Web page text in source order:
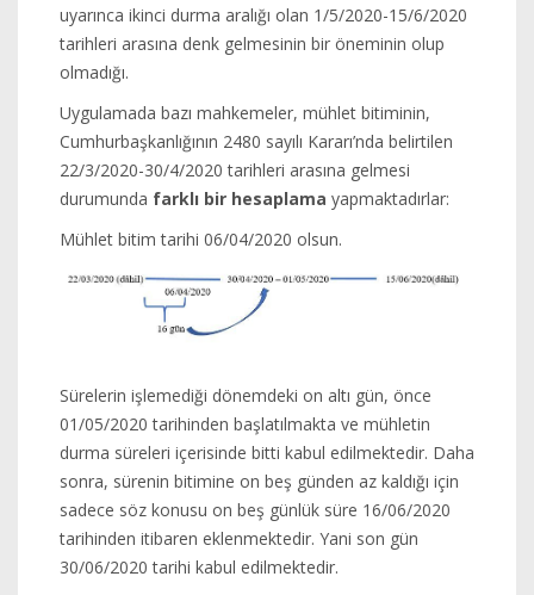
uyarınca ikinci durma aralığı olan 1/5/2020-15/6/2020
tarihleri arasına denk gelmesinin bir öneminin olup
olmadığı.
Uygulamada bazı mahkemeler, mühlet bitiminin,
Cumhurbaşkanlığının 2480 sayılı Kararı’nda belirtilen
22/3/2020-30/4/2020 tarihleri arasına gelmesi
durumunda farklı bir hesaplama yapmaktadırlar:
Mühlet bitim tarihi 06/04/2020 olsun.
Sürelerin işlemediği dönemdeki on altı gün, önce
01/05/2020 tarihinden başlatılmakta ve mühletin
durma süreleri içerisinde bitti kabul edilmektedir. Daha
sonra, sürenin bitimine on beş günden az kaldığı için
sadece söz konusu on beş günlük süre 16/06/2020
tarihinden itibaren eklenmektedir. Yani son gün
30/06/2020 tarihi kabul edilmektedir.